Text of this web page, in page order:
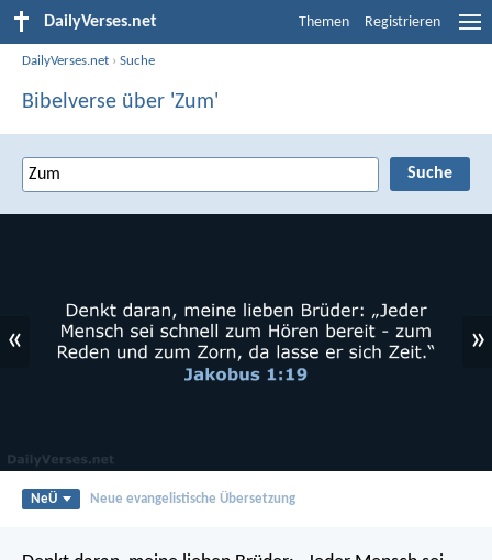
DailyVerses.net Themen Registrieren
DailyVerses.net ›Suche
Bibelverse über 'Zum'
« »
NeÜ Neue evangelistische Übersetzung